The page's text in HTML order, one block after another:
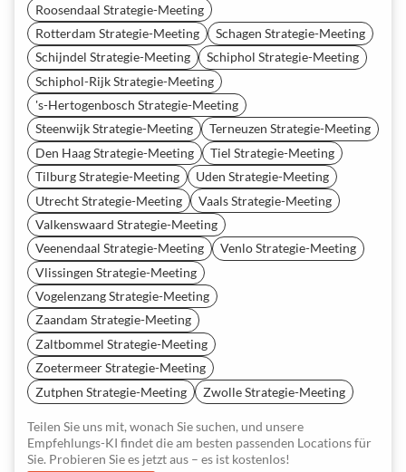
Roosendaal Strategie-Meeting
Rotterdam Strategie-Meeting
Schagen Strategie-Meeting
Schijndel Strategie-Meeting
Schiphol Strategie-Meeting
Schiphol-Rijk Strategie-Meeting
's-Hertogenbosch Strategie-Meeting
Steenwijk Strategie-Meeting
Terneuzen Strategie-Meeting
Den Haag Strategie-Meeting
Tiel Strategie-Meeting
Tilburg Strategie-Meeting
Uden Strategie-Meeting
Utrecht Strategie-Meeting
Vaals Strategie-Meeting
Valkenswaard Strategie-Meeting
Veenendaal Strategie-Meeting
Venlo Strategie-Meeting
Vlissingen Strategie-Meeting
Vogelenzang Strategie-Meeting
Zaandam Strategie-Meeting
Zaltbommel Strategie-Meeting
Zoetermeer Strategie-Meeting
Zutphen Strategie-Meeting
Zwolle Strategie-Meeting
Teilen Sie uns mit, wonach Sie suchen, und unsere
Empfehlungs-KI findet die am besten passenden Locations für
Sie. Probieren Sie es jetzt aus – es ist kostenlos!